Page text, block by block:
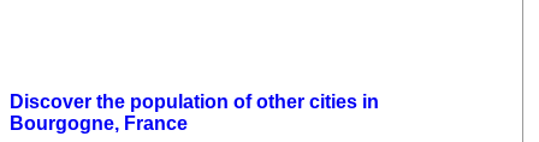
Discover the population of other cities in
Bourgogne, France